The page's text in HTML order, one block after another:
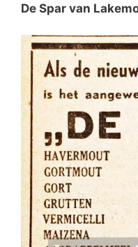
De Spar van